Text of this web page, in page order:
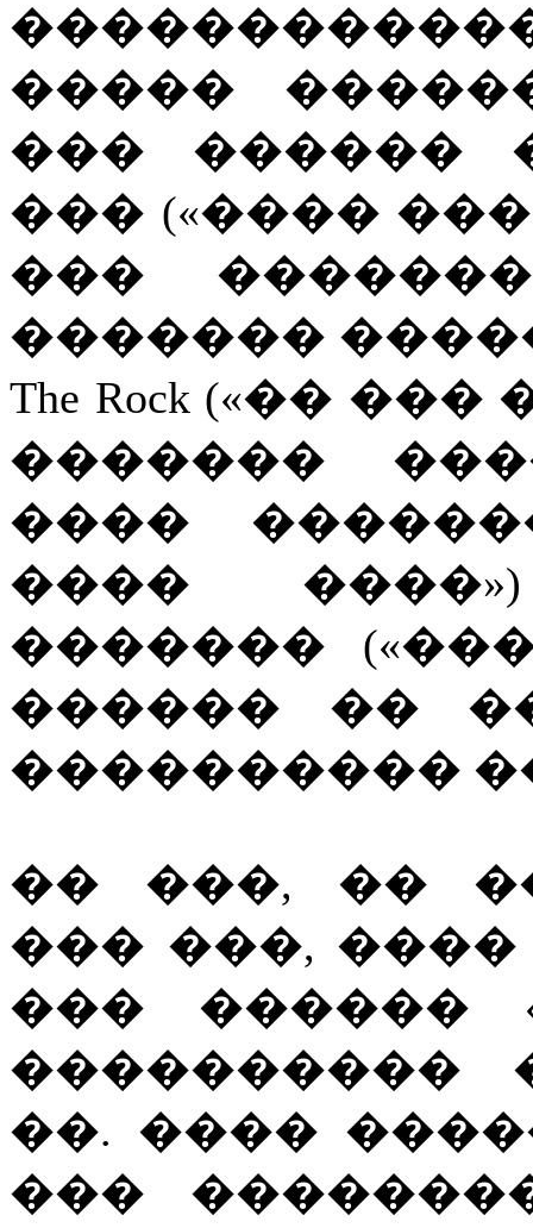
�����
��� ������
��� («����
���
�������
The Rock («��
�������
����
����
�������
������ ��
����������
�� ���, ��
��� ���, ����
��� ������
����������
��. ����
���